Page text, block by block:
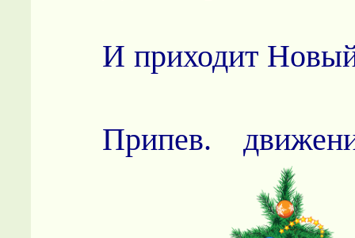
И приходит
Припев.